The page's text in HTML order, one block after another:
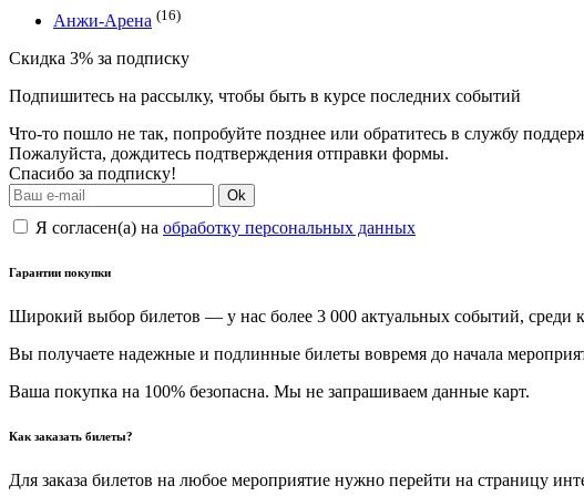
Анжи-Арена (16)
Скидка 3% за подписку
Подпишитесь на рассылку, чтобы быть в курсе последних событий
Что-то пошло не так, попробуйте позднее или обратитесь в службу
Пожалуйста, дождитесь подтверждения отправки формы.
Спасибо за подписку!
Ok
Я согласен(а) на обработку персональных данных
Гарантии покупки
Широкий выбор билетов — у нас более 3 000 актуальных событий, среди
Вы получаете надежные и подлинные билеты вовремя до начала
Ваша покупка на 100% безопасна. Мы не запрашиваем данные карт.
Как заказать билеты?
Для заказа билетов на любое мероприятие нужно перейти на страницу